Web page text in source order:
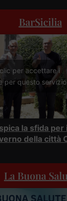
BarSicilia
per accettare i
per questo servizio
la sfida
della città
La Buona